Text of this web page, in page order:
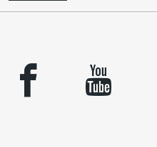
facebook youtube